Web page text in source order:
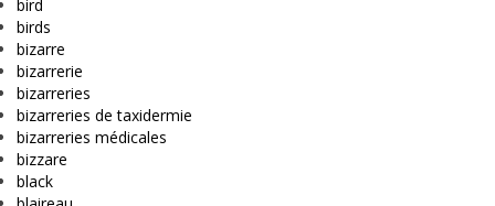
bird
birds
bizarre
bizarrerie
bizarreries
bizarreries de taxidermie
bizarreries médicales
bizzare
black